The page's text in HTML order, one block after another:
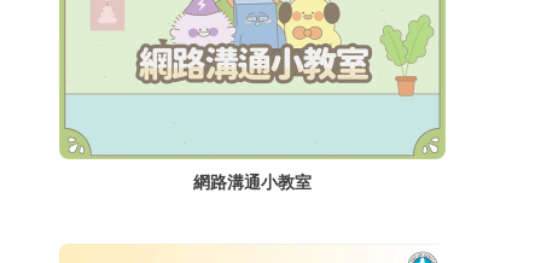
網路溝通小教室